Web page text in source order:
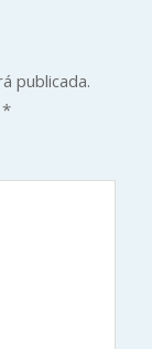
publicada.
*